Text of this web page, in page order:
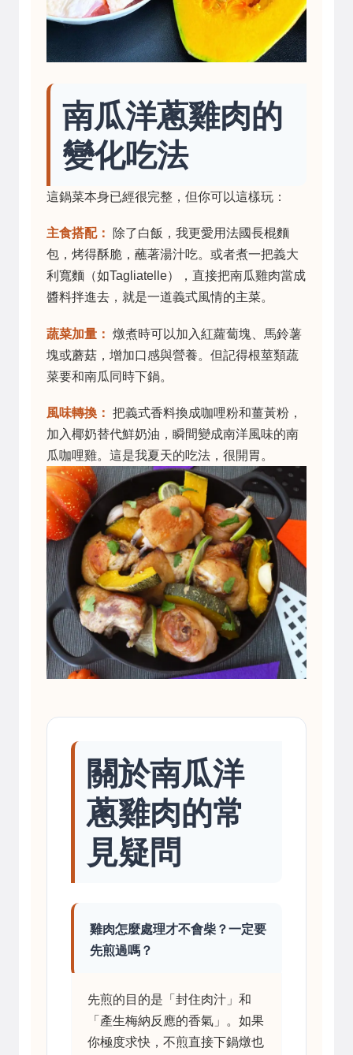
南瓜洋蔥雞肉的
變化吃法
這鍋菜本身已經很完整，但你可以這樣玩：
主食搭配：
除了白飯，我更愛用法國長棍麵
包，烤得酥脆，蘸著湯汁吃。或者煮一把義大
利寬麵（如Tagliatelle），直接把南瓜雞肉當成
醬料拌進去，就是一道義式風情的主菜。
蔬菜加量： 燉煮時可以加入紅蘿蔔塊、馬鈴薯
塊或蘑菇，增加口感與營養。但記得根莖類蔬
菜要和南瓜同時下鍋。
風味轉換： 把義式香料換成咖哩粉和薑黃粉，
加入椰奶替代鮮奶油，瞬間變成南洋風味的南
瓜咖哩雞。這是我夏天的吃法，很開胃。
關於南瓜洋
蔥雞肉的常
見疑問
雞肉怎麼處理才不會柴？一定要
先煎過嗎？
先煎的目的是「封住肉汁」和
「產生梅納反應的香氣」。如果
你極度求快，不煎直接下鍋燉也